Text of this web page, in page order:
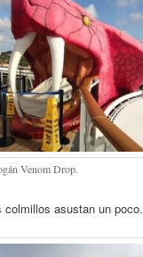
Venom Drop.
asustan un poco.